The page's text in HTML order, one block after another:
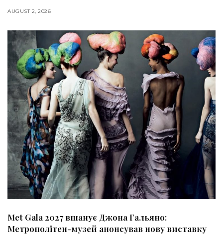
AUGUST 2, 2026
Met Gala 2027 вшанує Джона Гальяно:
Метрополітен-музей анонсував нову виставку